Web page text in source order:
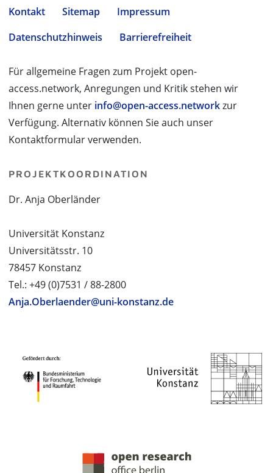
Kontakt Sitemap
Impressum
Datenschutzhinweis
Barrierefreiheit
Für allgemeine Fragen zum Projekt open-
access.network, Anregungen und Kritik stehen wir
Ihnen gerne unter info@open-access.networkzur
Verfügung. Alternativ können Sie auch unser
Kontaktformular verwenden.
PROJEKTKOORDINATION
Dr. Anja Oberländer
Universität Konstanz
Universitätsstr. 10
78457 Konstanz
Tel.: +49 (0)7531 / 88-2800
Anja.Oberlaender@uni-konstanz.de